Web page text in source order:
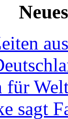
für
sagt